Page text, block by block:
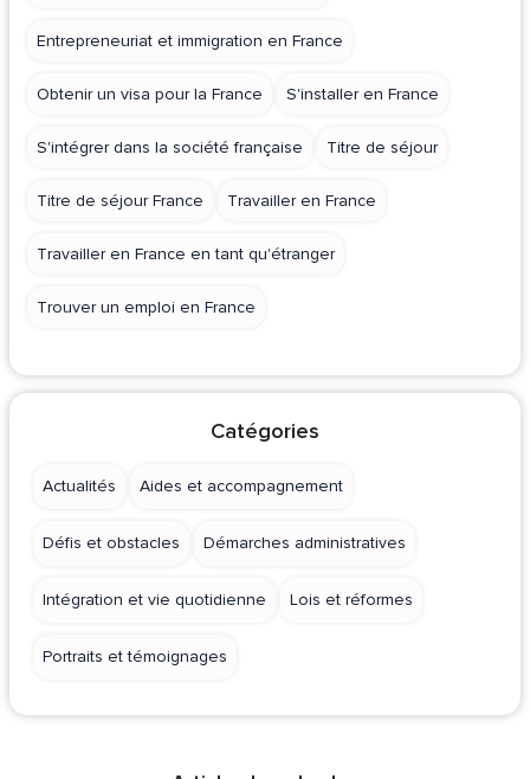
Entrepreneuriat et immigration en France
Obtenir un visa pour la France S'installer en France
S'intégrer dans la société française Titre de séjour
Titre de séjour France Travailler en France
Travailler en France en tant qu'étranger
Trouver un emploi en France
Catégories
Actualités Aides et accompagnement
Défis et obstacles Démarches administratives
Intégration et vie quotidienne Lois et réformes
Portraits et témoignages